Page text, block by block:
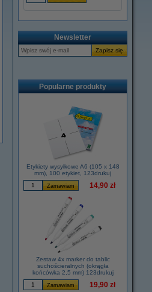
Newsletter
Popularne produkty
Etykiety wysyłkowe A6 (105 x 148
mm), 100 etykiet, 123drukuj
14,90 zł
Zestaw 4x marker do tablic
suchościeralnych (okrągła
końcówka 2,5 mm) 123drukuj
19,90 zł